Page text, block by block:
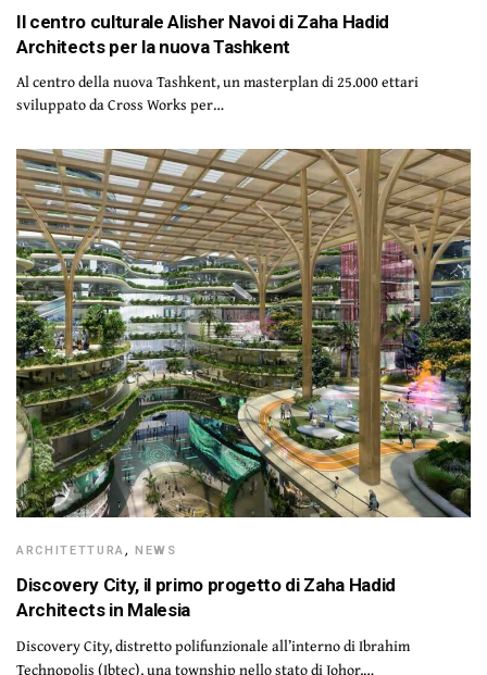
Il centro culturale Alisher Navoi di Zaha Hadid
Architects per la nuova Tashkent
Al centro della nuova Tashkent, un masterplan di 25.000 ettari
sviluppato da Cross Works per…
ARCHITETTURA,NEWS
Discovery City, il primo progetto di Zaha Hadid
Architects in Malesia
Discovery City, distretto polifunzionale all’interno di Ibrahim
Technopolis (Ibtec), una township nello stato di Johor,…